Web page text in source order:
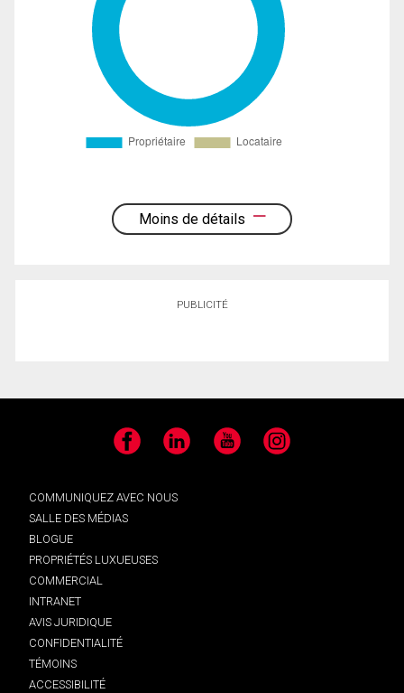
Moins de détails
PUBLICITÉ
Facebook LinkedIn YouTube Instagram
COMMUNIQUEZ AVEC NOUS
SALLE DES MÉDIAS
BLOGUE
PROPRIÉTÉS LUXUEUSES
COMMERCIAL
INTRANET
AVIS JURIDIQUE
CONFIDENTIALITÉ
TÉMOINS
ACCESSIBILITÉ